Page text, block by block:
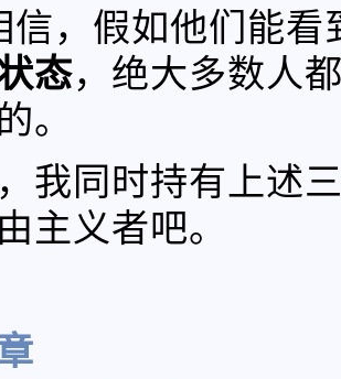
信，假如他们能看
态，绝大多数人
。
我同时持有上述
主义者吧。